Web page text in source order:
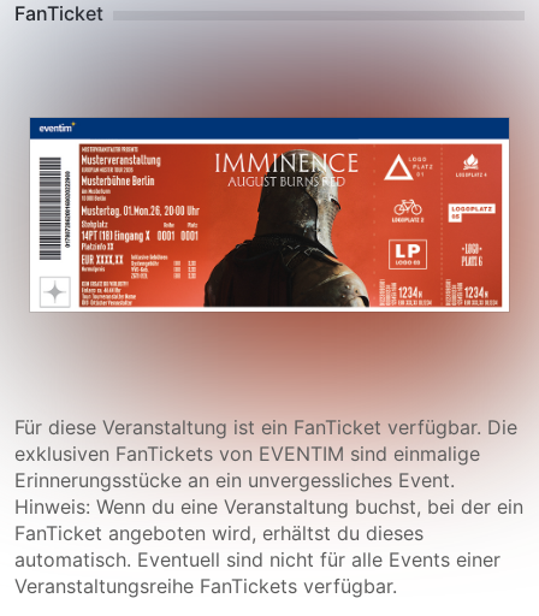
FanTicket
Für diese Veranstaltung ist ein FanTicket verfügbar. Die
exklusiven FanTickets von EVENTIM sind einmalige
Erinnerungsstücke an ein unvergessliches Event.
Hinweis: Wenn du eine Veranstaltung buchst, bei der ein
FanTicket angeboten wird, erhältst du dieses
automatisch. Eventuell sind nicht für alle Events einer
Veranstaltungsreihe FanTickets verfügbar.